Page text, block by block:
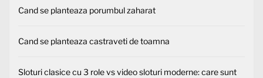
Cand se planteaza porumbul zaharat
Cand se planteaza castraveti de toamna
Sloturi clasice cu 3 role vs video sloturi moderne: care sunt